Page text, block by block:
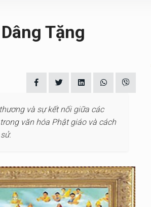
Tặng
và sự kết nối giữa các
văn hóa Phật giáo và cách